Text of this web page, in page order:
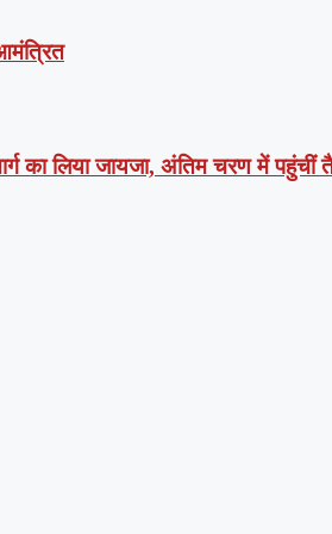
का लिया जायजा, अंतिम चरण में पहुंचीं